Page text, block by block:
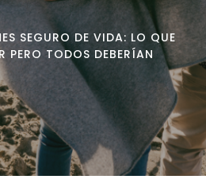
SEGURO DE VIDA: LO QUE
PERO TODOS DEBERÍAN